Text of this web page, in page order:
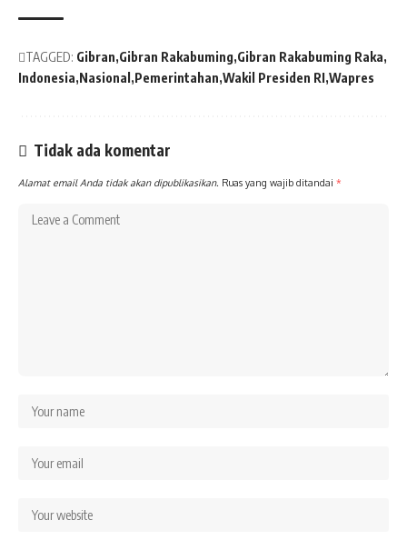
TAGGED: Gibran Gibran Rakabuming Gibran Rakabuming Raka
Indonesia Nasional Pemerintahan Wakil Presiden RI Wapres
Tidak ada komentar
Alamat email Anda tidak akan dipublikasikan. Ruas yang wajib ditandai *